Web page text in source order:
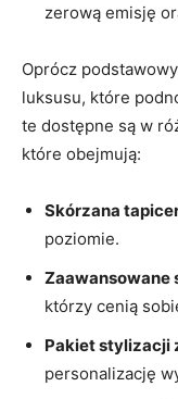
zerową emisję
Oprócz
luksusu, które
te dostępne są w
które obejmują:
Skórzana
poziomie.
Zaawansowane
którzy cenią
Pakiet stylizacji
personalizację